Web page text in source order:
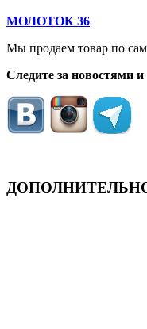
МОЛОТОК 36
Мы продаем товар по
Следите за новостями